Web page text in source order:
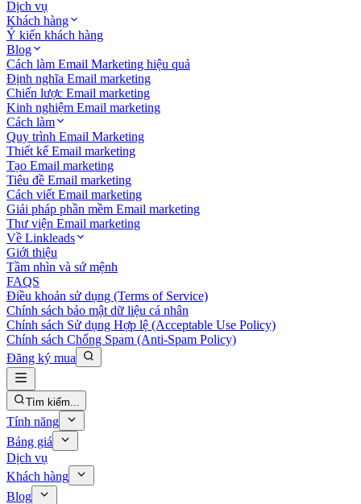
Dịch vụ
Khách hàng
Ý kiến khách hàng
Blog
Cách làm Email Marketing hiệu quả
Định nghĩa Email marketing
Chiến lược Email marketing
Kinh nghiệm Email marketing
Cách làm
Quy trình Email Marketing
Thiết kế Email marketing
Tạo Email marketing
Tiêu đề Email marketing
Cách viết Email marketing
Giải pháp phần mềm Email marketing
Thư viện Email marketing
Về Linkleads
Giới thiệu
Tầm nhìn và sứ mệnh
FAQS
Điều khoản sử dụng (Terms of Service)
Chính sách bảo mật dữ liệu cá nhân
Chính sách Sử dụng Hợp lệ (Acceptable Use Policy)
Chính sách Chống Spam (Anti-Spam Policy)
Đăng ký mua
Tìm kiếm...
Tính năng
Bảng giá
Dịch vụ
Khách hàng
Blog